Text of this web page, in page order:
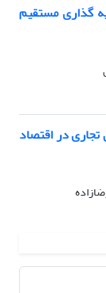
گذاری مستقیم
در اقتصاد